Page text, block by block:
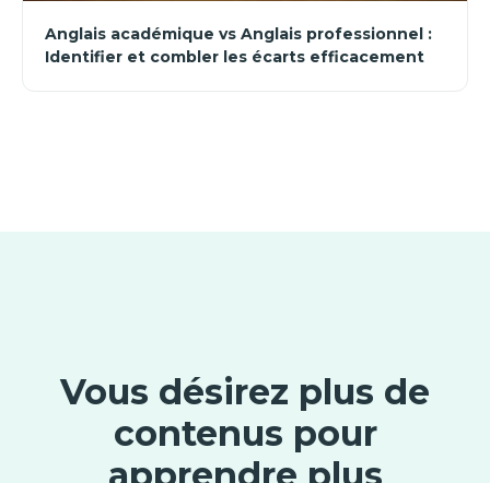
Anglais académique vs Anglais professionnel :
Identifier et combler les écarts efficacement
Vous désirez plus de
contenus pour